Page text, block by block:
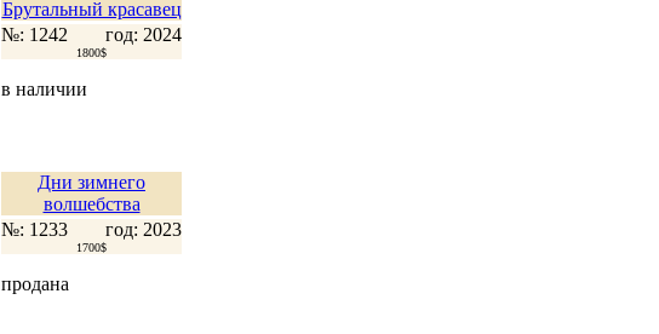
Брутальный красавец
№: 1242
год: 2024
1800$
в наличии
Дни зимнего
волшебства
№: 1233
год: 2023
1700$
продана